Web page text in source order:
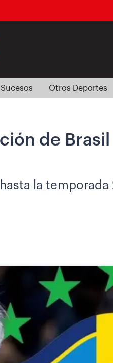
Sucesos Otros Deportes
de
la temporada